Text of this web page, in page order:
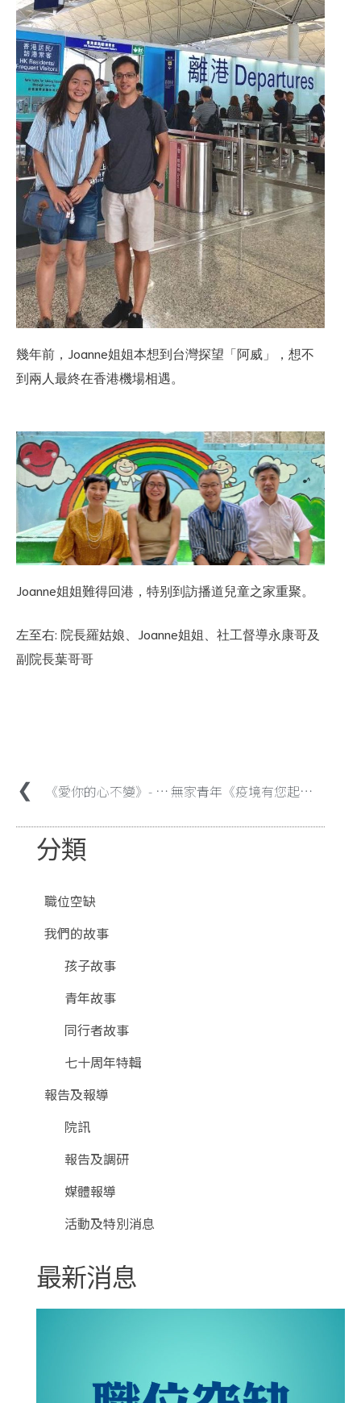
幾年前，Joanne姐姐本想到台灣探望「阿威」，想不
到兩人最終在香港機場相遇。
Joanne姐姐難得回港，特别到訪播道兒童之家重聚。
左至右: 院長羅姑娘、Joanne姐姐、社工督導永康哥及
副院長葉哥哥
無家青年《疫境有您起跑易》- 資助第二人生助跑計劃「起步金」
《愛你的心不變》- 家舍家長 桂嬋
分類
職位空缺
我們的故事
孩子故事
青年故事
同行者故事
七十周年特輯
報告及報導
院訊
報告及調研
媒體報導
活動及特別消息
最新消息